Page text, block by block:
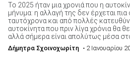
Το 2025 ήταν μια χρονιά που η
μήνυμα: η αλλαγή της δεν έρχεται πια
ταυτόχρονα και από πολλές
αυτοκίνητα που πριν λίγα χρόνια θα
αλλά σήμερα είναι απολύτως μέσα στο
Δήμητρα Σχοινοχωρίτη • 2 Ιανουαρίου